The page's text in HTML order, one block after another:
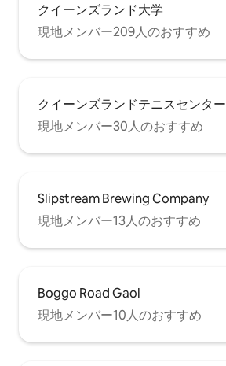
クイーンズランド大学
現地メンバー209人のおすすめ
クイーンズランドテニスセンター
現地メンバー30人のおすすめ
Slipstream Brewing Company
現地メンバー13人のおすすめ
Boggo Road Gaol
現地メンバー10人のおすすめ